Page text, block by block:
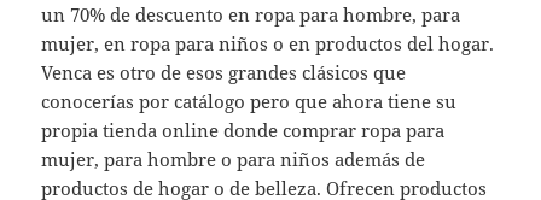
un 70% de descuento en ropa para hombre, para
mujer, en ropa para niños o en productos del hogar.
Venca es otro de esos grandes clásicos que
conocerías por catálogo pero que ahora tiene su
propia tienda online donde comprar ropa para
mujer, para hombre o para niños además de
productos de hogar o de belleza. Ofrecen productos